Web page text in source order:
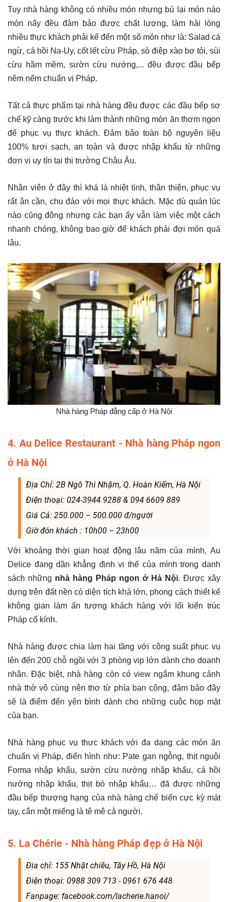
Tuy nhà hàng không có nhiều món nhưng bù lại món nào
món nấy đều đảm bảo được chất lượng, làm hài lòng
nhiều thực khách phải kể đến một số món như là: Salad cá
ngừ, cá hồi Na-Uy, cốt lết cừu Pháp, sò điệp xào bơ tỏi, sùi
cừu hầm mềm, sườn cừu nướng,... đều được đầu bếp
nêm nếm chuẩn vị Pháp.
Tất cả thực phẩm tại nhà hàng đều được các đầu bếp sơ
chế kỹ càng trước khi làm thành những món ăn thơm ngon
để phục vụ thực khách. Đảm bảo toàn bộ nguyên liệu
100% tươi sạch, an toàn và được nhập khẩu từ những
đơn vị uy tín tại thị trường Châu Âu.
Nhân viên ở đây thì khá là nhiệt tình, thân thiện, phục vụ
rất ân cần, chu đáo với mọi thực khách. Mặc dù quán lúc
nào cũng đông nhưng các bạn ấy vẫn làm việc một cách
nhanh chóng, không bao giờ để khách phải đợi món quá
lâu.
Nhà hàng Pháp đẳng cấp ở Hà Nội
4. Au Delice Restaurant - Nhà hàng Pháp ngon
ở Hà Nội
Địa Chỉ: 2B Ngô Thì Nhậm, Q. Hoàn Kiếm, Hà Nội
Điện thoại: 024-3944 9288 & 094 6609 889
Giá Cả: 250.000 – 500.000 đ/người
Giờ đón khách : 10h00 – 23h00
Với khoảng thời gian hoạt động lâu năm của mình, Au
Delice đang dần khẳng định vị thế của mình trong danh
sách những nhà hàng Pháp ngon ở Hà Nội. Được xây
dựng trên đất nền có diện tích khá lớn, phong cách thiết kế
không gian làm ấn tượng khách hàng với lối kiến trúc
Pháp cổ kính.
Nhà hàng được chia làm hai tầng với công suất phục vụ
lên đến 200 chỗ ngồi với 3 phòng vip lớn dành cho doanh
nhân. Đặc biệt, nhà hàng còn có view ngắm khung cảnh
nhà thờ vô cùng nên thơ từ phía ban công, đảm bảo đây
sẽ là điểm đến yên bình dành cho những cuộc họp mặt
của bạn.
Nhà hàng phục vụ thực khách với đa dạng các món ăn
chuẩn vị Pháp, điển hình như: Pate gan ngỗng, thịt nguội
Forma nhập khẩu, sườn cừu nướng nhập khẩu, cá hồi
nướng nhập khẩu, thịt bò nhập khẩu… đã được những
đầu bếp thượng hạng của nhà hàng chế biến cực kỳ mát
tay, cắn một miếng là tê mê cả người.
5. La Chérie - Nhà hàng Pháp đẹp ở Hà Nội
Địa chỉ: 155 Nhật chiêu, Tây Hồ, Hà Nội
Điện thoại: 0988 309 713 - 0961 676 448
Fanpage: facebook.com/lacherie.hanoi/